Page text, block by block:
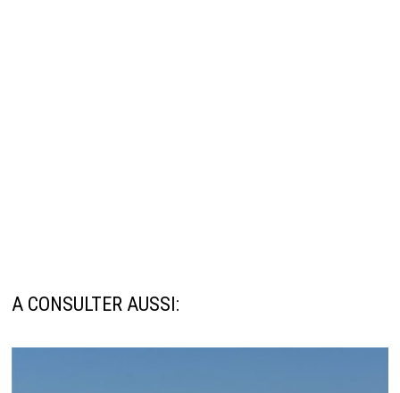
A CONSULTER AUSSI: